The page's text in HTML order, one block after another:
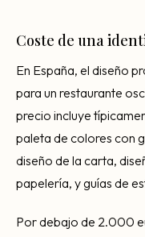
Coste de una
En España, el diseño
para un restaurante
precio incluye
paleta de colores con
diseño de la carta,
papelería, y guías de
Por debajo de 2.000